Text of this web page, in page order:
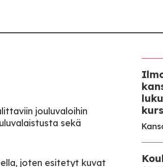
jouluvaloihin
sekä
joten esitetyt kuvat